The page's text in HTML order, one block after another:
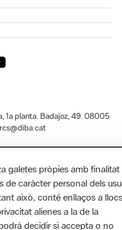
1a planta. Badajoz, 49. 08005
galetes pròpies amb finalitat
caràcter personal dels
això, conté enllaços a llocs
alienes a la de la
decidir si accepta o no